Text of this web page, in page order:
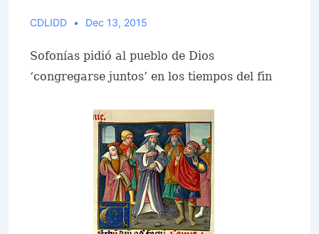
CDLIDD Dec 13, 2015
Sofonías pidió al pueblo de Dios
‘congregarse juntos’ en los tiempos del fin